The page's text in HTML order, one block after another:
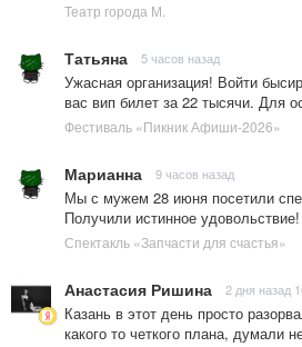
Театр города М.
Татьяна 5 часов назад
Ужасная организация! Войти
вас вип билет за 22 тысячи. Для
Фестиваль «Пикник Афиши-2026»
Марианна 9 часов назад
Мы с мужем 28 июня посетили
Получили истинное
Спектакль «Запчасти для счастья»
Анастасия Ришина 2 дня назад
Казань в этот день просто
какого то четкого плана, думали